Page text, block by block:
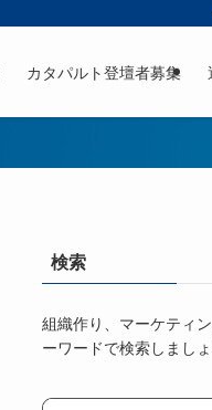
カタパルト登壇者募集
検索
組織作り、マーケティ
ーワードで検索しまし